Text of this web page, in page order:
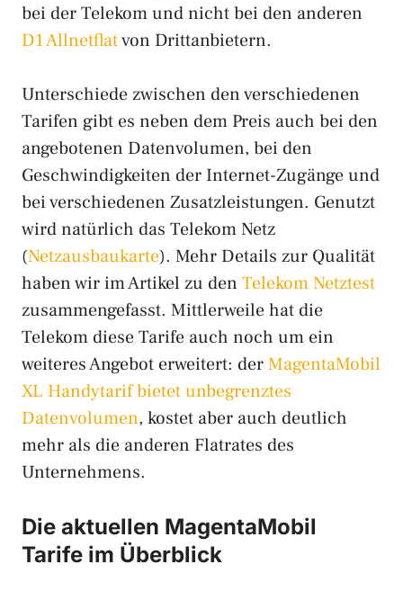
bei der Telekom und nicht bei den anderen
D1 Allnetflatvon Drittanbietern.
Unterschiede zwischen den verschiedenen
Tarifen gibt es neben dem Preis auch bei den
angebotenen Datenvolumen, bei den
Geschwindigkeiten der Internet-Zugänge und
bei verschiedenen Zusatzleistungen. Genutzt
wird natürlich das Telekom Netz
(Netzausbaukarte). Mehr Details zur Qualität
haben wir im Artikel zu den Telekom Netztest
zusammengefasst. Mittlerweile hat die
Telekom diese Tarife auch noch um ein
weiteres Angebot erweitert: derMagentaMobil
XL Handytarif bietet unbegrenztes
Datenvolumen, kostet aber auch deutlich
mehr als die anderen Flatrates des
Unternehmens.
Die aktuellen MagentaMobil
Tarife im Überblick